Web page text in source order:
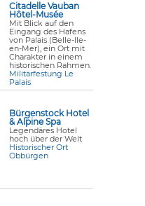
Citadelle Vauban
Hôtel-Musée
Mit Blick auf den
Eingang des Hafens
von Palais (Belle-Ile-
en-Mer), ein Ort mit
Charakter in einem
historischen Rahmen.
Militärfestung Le
Palais
Bürgenstock Hotel
& Alpine Spa
Legendäres Hotel
hoch über der Welt
Historischer Ort
Obbürgen